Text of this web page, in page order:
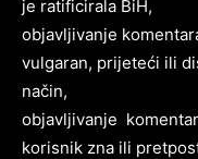
je ratificirala BiH,
objavljivanje
vulgaran, prijeteći ili
način,
objavljivanje
korisnik zna ili